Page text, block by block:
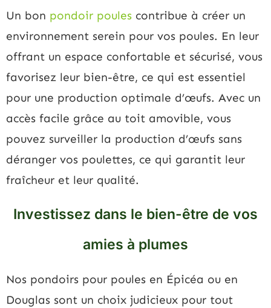
Un bon pondoir poules contribue à créer un
environnement serein pour vos poules. En leur
offrant un espace confortable et sécurisé, vous
favorisez leur bien-être, ce qui est essentiel
pour une production optimale d’œufs. Avec un
accès facile grâce au toit amovible, vous
pouvez surveiller la production d’œufs sans
déranger vos poulettes, ce qui garantit leur
fraîcheur et leur qualité.
Investissez dans le bien-être de vos
amies à plumes
Nos pondoirs pour poules en Épicéa ou en
Douglas sont un choix judicieux pour tout